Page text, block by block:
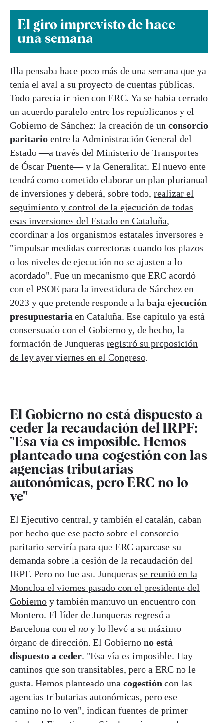
El giro imprevisto de hace
una semana
Illa pensaba hace poco más de una semana que ya
tenía el aval a su proyecto de cuentas públicas.
Todo parecía ir bien con ERC. Ya se había cerrado
un acuerdo paralelo entre los republicanos y el
Gobierno de Sánchez: la creación de un consorcio
paritario entre la Administración General del
Estado —a través del Ministerio de Transportes
de Óscar Puente— y la Generalitat. El nuevo ente
tendrá como cometido elaborar un plan plurianual
de inversiones y deberá, sobre todo, realizar el
seguimiento y control de la ejecución de todas
esas inversiones del Estado en Cataluña,
coordinar a los organismos estatales inversores e
"impulsar medidas correctoras cuando los plazos
o los niveles de ejecución no se ajusten a lo
acordado". Fue un mecanismo que ERC acordó
con el PSOE para la investidura de Sánchez en
2023 y que pretende responde a la baja ejecución
presupuestaria en Cataluña. Ese capítulo ya está
consensuado con el Gobierno y, de hecho, la
formación de Junqueras registró su proposición
de ley ayer viernes en el Congreso.
El Gobierno no está dispuesto a
ceder la recaudación del IRPF:
"Esa vía es imposible. Hemos
planteado una cogestión con las
agencias tributarias
autonómicas, pero ERC no lo
ve"
El Ejecutivo central, y también el catalán, daban
por hecho que ese pacto sobre el consorcio
paritario serviría para que ERC aparcase su
demanda sobre la cesión de la recaudación del
IRPF. Pero no fue así. Junqueras se reunió en la
Moncloa el viernes pasado con el presidente del
Gobierno y también mantuvo un encuentro con
Montero. El líder de Junqueras regresó a
Barcelona con el no y lo llevó a su máximo
órgano de dirección. El Gobierno no está
dispuesto a ceder. "Esa vía es imposible. Hay
caminos que son transitables, pero a ERC no le
gusta. Hemos planteado una cogestión con las
agencias tributarias autonómicas, pero ese
camino no lo ven", indican fuentes de primer